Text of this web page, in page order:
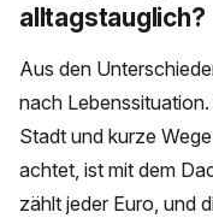
alltagstauglich?
Aus den
nach
Stadt und kurze
achtet, ist mit dem
zählt jeder Euro, und